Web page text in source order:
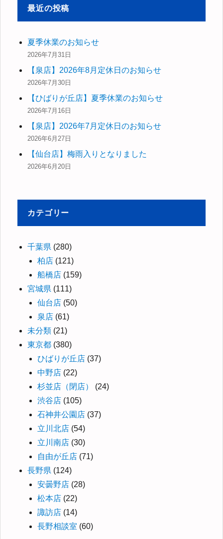
最近の投稿
夏季休業のお知らせ
2026年7月31日
【泉店】2026年8月定休日のお知らせ
2026年7月30日
【ひばりが丘店】夏季休業のお知らせ
2026年7月16日
【泉店】2026年7月定休日のお知らせ
2026年6月27日
【仙台店】梅雨入りとなりました
2026年6月20日
カテゴリー
千葉県 (280)
柏店 (121)
船橋店 (159)
宮城県 (111)
仙台店 (50)
泉店 (61)
未分類 (21)
東京都 (380)
ひばりが丘店 (37)
中野店 (22)
杉並店（閉店）
(24)
渋谷店 (105)
石神井公園店 (37)
立川北店 (54)
立川南店 (30)
自由が丘店 (71)
長野県 (124)
安曇野店 (28)
松本店 (22)
諏訪店 (14)
長野相談室 (60)